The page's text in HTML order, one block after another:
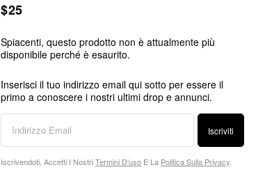
$25
Spiacenti, questo prodotto non è attualmente più
disponibile perché è esaurito.
Inserisci il tuo indirizzo email qui sotto per essere il
primo a conoscere i nostri ultimi drop e annunci.
Iscriviti
Iscrivendoti, Accetti I NostriTermini D'uso E La Politica Sulla Privacy